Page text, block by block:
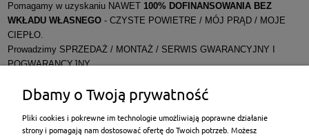
Pomagamy w uzyskaniu NAWET 100% DOFINANSOWANIA BEZ
WKŁADU WŁASNEGO - CZYSTE POWIETRE / MÓJ PRĄD / MOJE
CIEPŁO.
Prowadzimy SPRZEDAŻ / MONTAŻ / SERWIS GWARANCYJNY I
POGWARANCYJNY
Dbamy o Twoją prywatność
Pliki cookies i pokrewne im technologie umożliwiają poprawne działanie
strony i pomagają nam dostosować ofertę do Twoich potrzeb. Możesz